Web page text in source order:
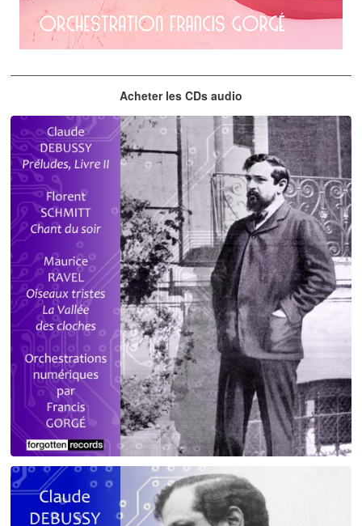
Acheter les CDs audio
Debussy - Schmitt - Ravel
orchestrations numériques par Francis Gorgé